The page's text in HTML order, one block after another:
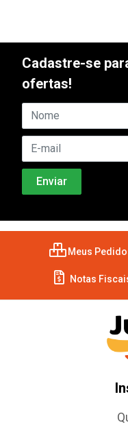
Cadastre-se
ofertas!
Meus
Notas